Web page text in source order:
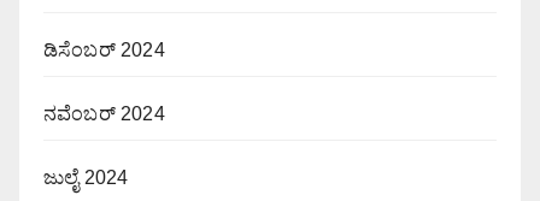
ಡಿಸೆಂಬರ್ 2024
ನವೆಂಬರ್ 2024
ಜುಲೈ 2024